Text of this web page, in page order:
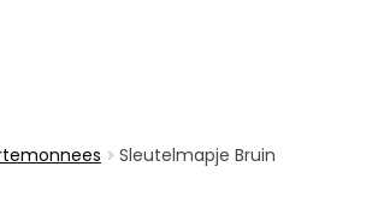
Sleutelmapje Bruin